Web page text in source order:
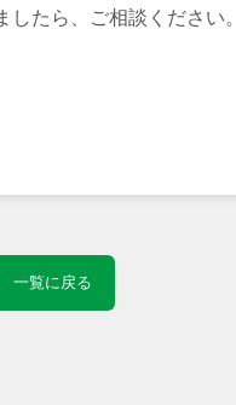
たら、ご相談ください。
一覧に戻る